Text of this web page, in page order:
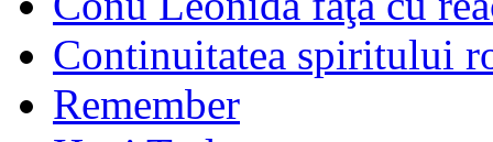
Continuitatea spiritului
Remember